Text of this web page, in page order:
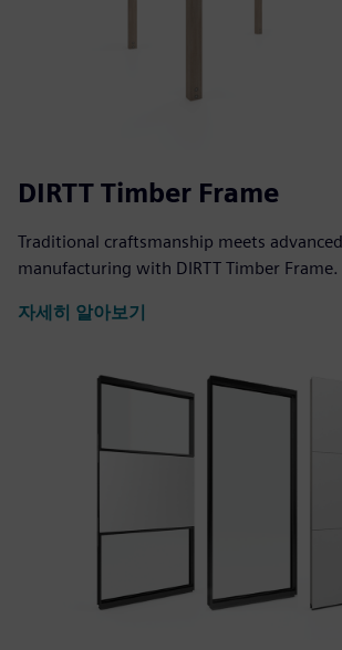
DIRTT Timber Frame
Traditional craftsmanship meets
manufacturing with DIRTT Timber Frame.
자세히 알아보기